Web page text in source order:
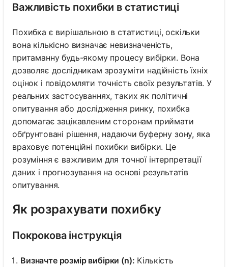
Важливість похибки в статистиці
Похибка є вирішальною в статистиці, оскільки
вона кількісно визначає невизначеність,
притаманну будь-якому процесу вибірки. Вона
дозволяє дослідникам зрозуміти надійність їхніх
оцінок і повідомляти точність своїх результатів. У
реальних застосуваннях, таких як політичні
опитування або дослідження ринку, похибка
допомагає зацікавленим сторонам приймати
обґрунтовані рішення, надаючи буферну зону, яка
враховує потенційні похибки вибірки. Це
розуміння є важливим для точної інтерпретації
даних і прогнозування на основі результатів
опитування.
Як розрахувати похибку
Покрокова інструкція
Визначте розмір вибірки (n): Кількість